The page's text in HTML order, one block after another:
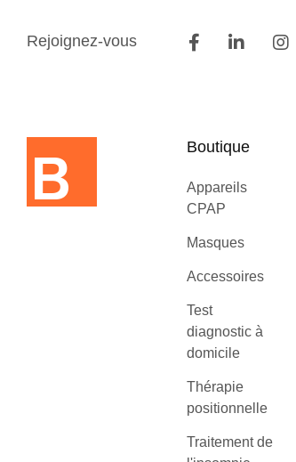
Rejoignez-vous
Boutique
Appareils
CPAP
Masques
Accessoires
Test
diagnostic à
domicile
Thérapie
positionnelle
Traitement de